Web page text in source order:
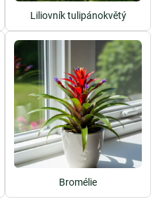
Liliovník tulipánokvětý
Bromélie